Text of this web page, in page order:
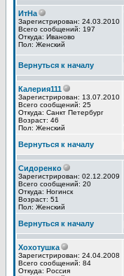
ИтНа
Зарегистрирован: 24.03.2010
Всего сообщений: 197
Откуда: Иваново
Пол: Женский
Вернуться к началу
Калерия111
Зарегистрирован: 13.07.2010
Всего сообщений: 25
Откуда: Санкт Петербург
Возраст: 46
Пол: Женский
Вернуться к началу
Сидоренко
Зарегистрирован: 02.12.2009
Всего сообщений: 20
Откуда: Ногинск
Возраст: 51
Пол: Женский
Вернуться к началу
Хохотушка
Зарегистрирован: 24.04.2008
Всего сообщений: 84
Откуда: Россия